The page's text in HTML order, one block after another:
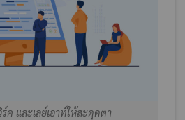
ร์ค และเลย์เอาท์ให้สะดุดตา